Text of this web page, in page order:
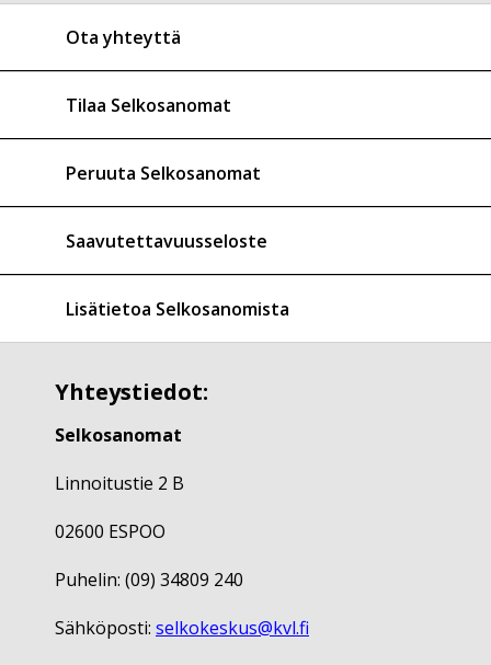
Ota yhteyttä
Tilaa Selkosanomat
Peruuta Selkosanomat
Saavutettavuusseloste
Lisätietoa Selkosanomista
Yhteystiedot:
Selkosanomat
Linnoitustie 2 B
02600 ESPOO
Puhelin: (09) 34809 240
Sähköposti: selkokeskus@kvl.fi